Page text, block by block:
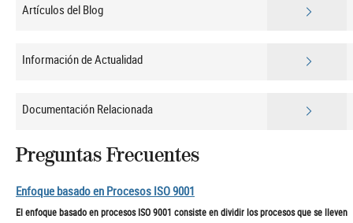
Artículos del Blog
Información de Actualidad
Documentación Relacionada
Preguntas Frecuentes
Enfoque basado en Procesos ISO 9001
El enfoque basado en procesos ISO 9001 consiste en dividir los procesos que se lleven